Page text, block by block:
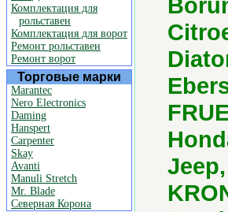
Комплектация для
рольставен
Комплектация для ворот
Ремонт рольставен
Ремонт ворот
Торговые марки
Marantec
Nero Electronics
Daming
Hanspert
Carpenter
Skay
Avanti
Manuli Stretch
Mr. Blade
Северная Корона